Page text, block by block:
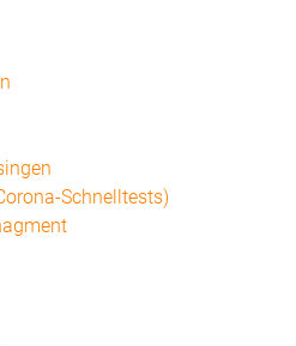
Schnelltests)